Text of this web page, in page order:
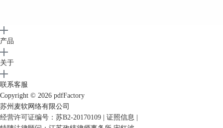
由于上述操作应用场景少，且操作复杂，需要使用
产品
关于
联系客服
Copyright © 2026 pdfFactory
苏州麦软网络有限公司
经营许可证编号：苏B2-20170109 | 证照信息 |